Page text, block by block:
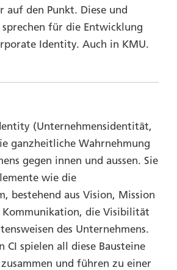
auf den Punkt. Diese und
für die Entwicklung
Identity. Auch in KMU.
(Unternehmensidentität,
ganzheitliche Wahrnehmung
gegen innen und aussen. Sie
wie die
bestehend aus Vision, Mission
Kommunikation, die Visibilität
des Unternehmens.
CI spielen all diese Bausteine
und führen zu einer